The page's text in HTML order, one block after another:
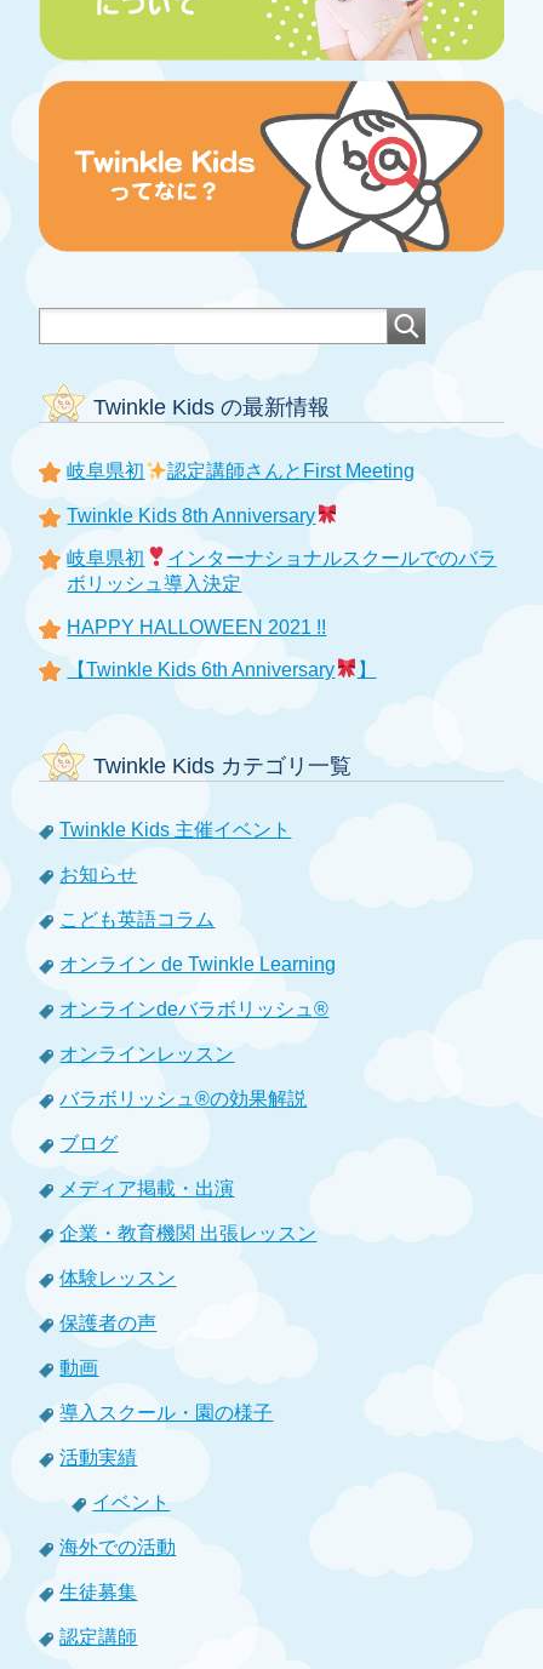
Twinkle Kids の最新情報
岐阜県初 認定講師さんとFirst Meeting
Twinkle Kids 8th Anniversary
岐阜県初
インターナショナルスクールでのバラ
ボリッシュ導入決定
HAPPY HALLOWEEN 2021 !!
【Twinkle Kids 6th Anniversary 】
Twinkle Kids カテゴリ一覧
Twinkle Kids 主催イベント
お知らせ
こども英語コラム
オンライン de Twinkle Learning
オンラインdeバラボリッシュ®
オンラインレッスン
バラボリッシュ®の効果解説
ブログ
メディア掲載・出演
企業・教育機関 出張レッスン
体験レッスン
保護者の声
動画
導入スクール・園の様子
活動実績
イベント
海外での活動
生徒募集
認定講師